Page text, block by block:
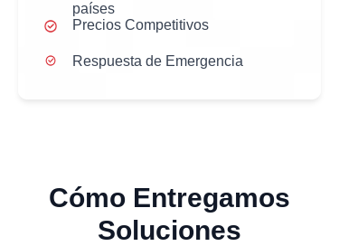
Respuesta de Emergencia
Precios Competitivos
países
Cómo Entregamos
Soluciones